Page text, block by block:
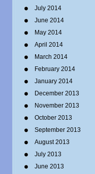
July 2014
June 2014
May 2014
April 2014
March 2014
February 2014
January 2014
December 2013
November 2013
October 2013
September 2013
August 2013
July 2013
June 2013